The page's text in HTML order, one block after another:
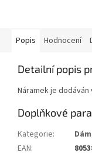
Popis Hodnocení
Detailní popis
Náramek je
Doplňkové
Kategorie:
EAN: